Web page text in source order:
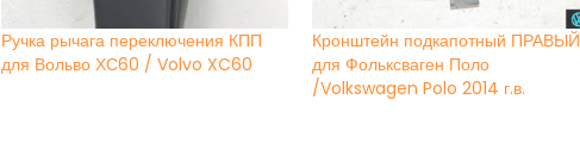
Ручка рычага переключения КПП
для Вольво ХС60 / Volvo XC60
Кронштейн подкапотный ПРАВЫЙ
для Фольксваген Поло
/Volkswagen Polo 2014 г.в.